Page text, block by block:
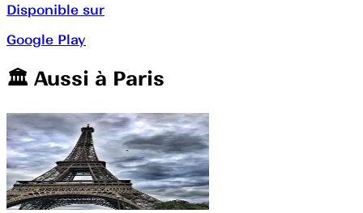
Disponible sur
Google Play
🏛️️ Aussi à Paris